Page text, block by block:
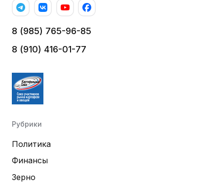
8 (985) 765-96-85
8 (910) 416-01-77
Рубрики
Политика
Финансы
Зерно